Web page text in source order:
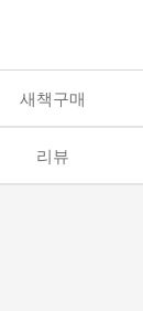
새책구매
리뷰